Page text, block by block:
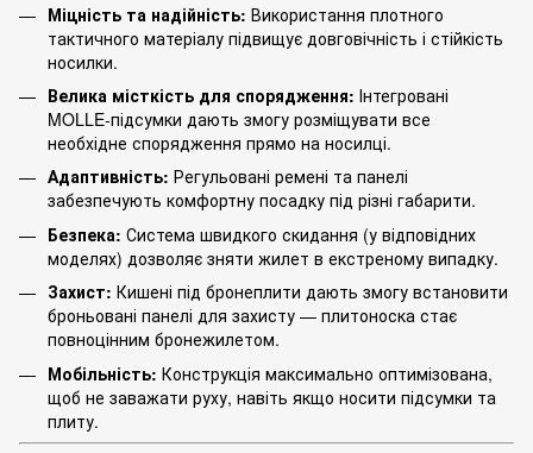
Міцність та надійність: Використання плотного
тактичного матеріалу підвищує довговічність і стійкість
носилки.
Велика місткість для спорядження: Інтегровані
MOLLE‑підсумки дають змогу розміщувати все
необхідне спорядження прямо на носилці.
Адаптивність: Регульовані ремені та панелі
забезпечують комфортну посадку під різні габарити.
Безпека: Система швидкого скидання (у відповідних
моделях) дозволяє зняти жилет в екстреному випадку.
Захист: Кишені під бронеплити дають змогу встановити
броньовані панелі для захисту — плитоноска стає
повноцінним бронежилетом.
Мобільність: Конструкція максимально оптимізована,
щоб не заважати руху, навіть якщо носити підсумки та
плиту.